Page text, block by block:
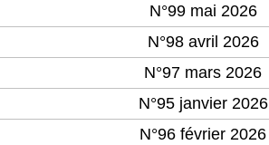
N°99 mai 2026
N°98 avril 2026
N°97 mars 2026
N°95 janvier 2026
N°96 février 2026